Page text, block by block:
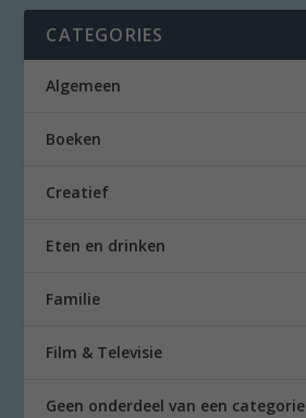
CATEGORIES
Algemeen
Boeken
Creatief
Eten en drinken
Familie
Film & Televisie
Geen onderdeel van een categorie